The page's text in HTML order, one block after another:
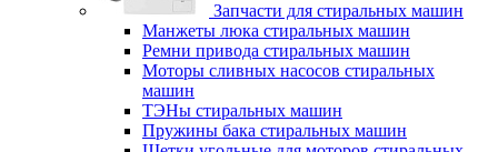
Запчасти для стиральных машин
Манжеты люка стиральных машин
Ремни привода стиральных машин
Моторы сливных насосов стиральных
машин
ТЭНы стиральных машин
Пружины бака стиральных машин